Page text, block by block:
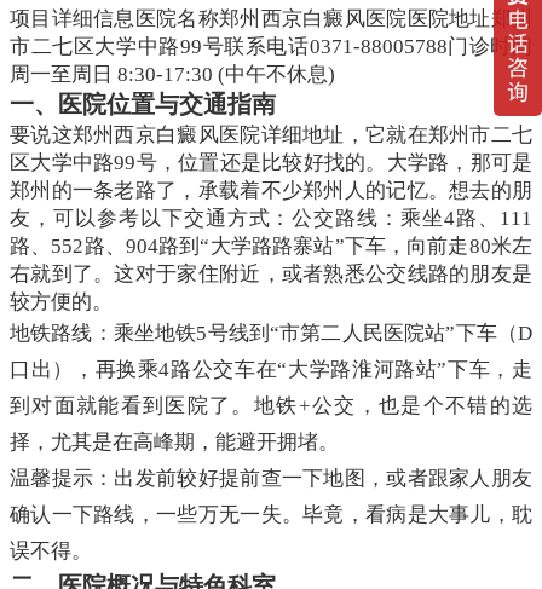
项目详细信息医院名称郑州西京白癜风医院医院地址郑州
市二七区大学中路99号联系电话0371-88005788门诊时间
周一至周日 8:30-17:30 (中午不休息)
一、医院位置与交通指南
要说这郑州西京白癜风医院详细地址，它就在郑州市二七
区大学中路99号，位置还是比较好找的。大学路，那可是
郑州的一条老路了，承载着不少郑州人的记忆。想去的朋
友，可以参考以下交通方式：公交路线：乘坐4路、111
路、552路、904路到“大学路路寨站”下车，向前走80米左
右就到了。这对于家住附近，或者熟悉公交线路的朋友是
较方便的。
地铁路线：乘坐地铁5号线到“市第二人民医院站”下车（D
口出），再换乘4路公交车在“大学路淮河路站”下车，走
到对面就能看到医院了。地铁+公交，也是个不错的选
择，尤其是在高峰期，能避开拥堵。
温馨提示：出发前较好提前查一下地图，或者跟家人朋友
确认一下路线，一些万无一失。毕竟，看病是大事儿，耽
误不得。